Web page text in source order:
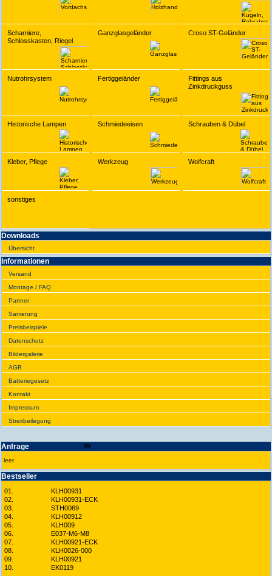
Scharniere,
Schlosskasten, Riegel
Ganzglasgeländer Croso ST-Geländer
Nutrohrsystem Fertiggeländer
Fittings aus
Zinkdruckguss
Historische Lampen Schmiedeeisen Schrauben & Dübel
Kleber, Pflege Werkzeug Wolfcraft
sonstiges
Downloads
Übersicht
Infor­ma­tionen
Versand
Montage / FAQ
Partner
Sanie­rung
Preis­beispiele
Daten­schutz
Bilder­galerie
AGB
Batte­rie­gesetz
Kontakt
Impres­sum
Streit­bei­legung
Anfrage
leer
Best­seller
01.
KLH00931
02.
KLH00931-ECK
03.
STH0069
04.
KLH00912
05.
KLH009
06.
E037-M6-M8
07.
KLH00921-ECK
08.
KLH0026-000
09.
KLH00921
10.
EK0119